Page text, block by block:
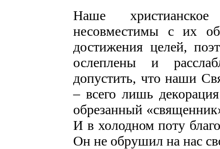
Наше
несовместимы с их
достижения целей,
ослеплены и
допустить, что наши
– всего лишь
обрезанный
И в холодном поту
Он не обрушил на нас